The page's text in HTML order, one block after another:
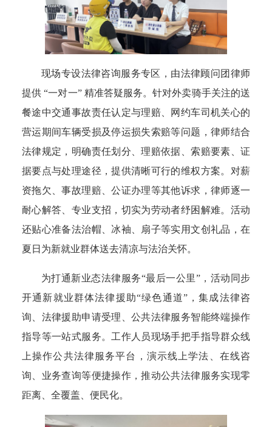
现场专设法律咨询服务专区，由法律顾问团律师
提供 “一对一” 精准答疑服务。针对外卖骑手关注的送
餐途中交通事故责任认定与理赔、网约车司机关心的
营运期间车辆受损及停运损失索赔等问题，律师结合
法律规定，明确责任划分、理赔依据、索赔要素、证
据要点与处理途径，提供清晰可行的维权方案。对薪
资拖欠、事故理赔、公证办理等其他诉求，律师逐一
耐心解答、专业支招，切实为劳动者纾困解难。活动
还贴心准备法治帽、冰袖、扇子等实用文创礼品，在
夏日为新就业群体送去清凉与法治关怀。
为打通新业态法律服务“最后一公里”，活动同步
开通新就业群体法律援助“绿色通道”，集成法律咨
询、法律援助申请受理、公共法律服务智能终端操作
指导等一站式服务。工作人员现场手把手指导群众线
上操作公共法律服务平台，演示线上学法、在线咨
询、业务查询等便捷操作，推动公共法律服务实现零
距离、全覆盖、便民化。